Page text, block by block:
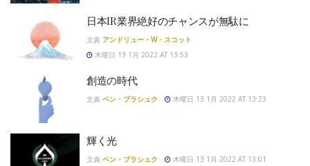
日本IR業界絶好のチャンスが無駄に
文責 アンドリュー・W・スコット
木曜日 13 1月 2022 AT 13:53
創造の時代
文責 ベン・ブラシュク 木曜日 13 1月 2022 AT 13:23
輝く光
文責 ベン・ブラシュク 木曜日 13 1月 2022 AT 13:01